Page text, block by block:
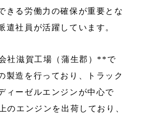
きる労働力の確保が重要とな
遣社員が活躍しています。
社滋賀工場（蒲生郡）**で
製造を行っており、トラック
ィーゼルエンジンが中心で
のエンジンを出荷しており、